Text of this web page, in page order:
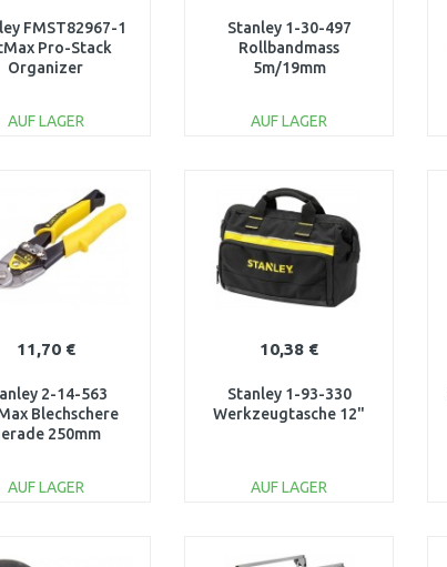
FMST82967-1
Pro-Stack
Organizer
AUF LAGER
Vergleichen
Stanley 1-30-497
Rollbandmass
5m/19mm
AUF LAGER
Vergleichen
11,70 €
2-14-563
Blechschere
250mm
AUF LAGER
10,38 €
Stanley 1-93-330
Werkzeugtasche 12"
AUF LAGER